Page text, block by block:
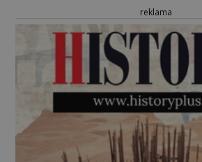
reklama